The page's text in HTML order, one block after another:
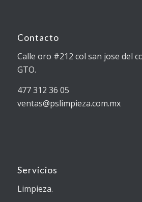
Contacto
Calle oro #212 col san jose del
GTO.
477 312 36 05
ventas@pslimpieza.com.mx
Servicios
Limpieza.